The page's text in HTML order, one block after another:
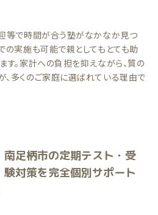
迎等で時間が合う塾がなかなか見つ
の実施も可能で親としてもとても助
す。家計への負担を抑えながら、質の
、多くのご家庭に選ばれている理由で
南足柄市の定期テスト・受
験対策を完全個別サポート